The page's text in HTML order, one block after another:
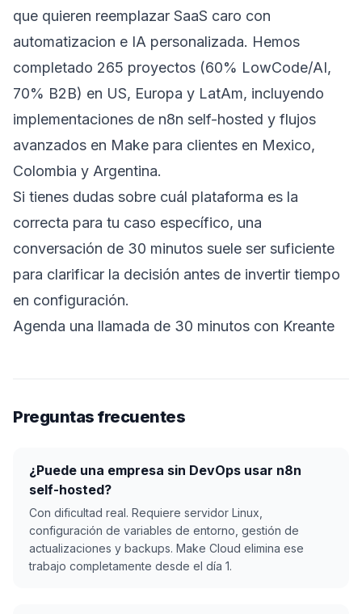
que quieren reemplazar SaaS caro con
automatizacion e IA personalizada. Hemos
completado 265 proyectos (60% LowCode/AI,
70% B2B) en US, Europa y LatAm, incluyendo
implementaciones de n8n self-hosted y flujos
avanzados en Make para clientes en Mexico,
Colombia y Argentina.
Si tienes dudas sobre cuál plataforma es la
correcta para tu caso específico, una
conversación de 30 minutos suele ser suficiente
para clarificar la decisión antes de invertir tiempo
en configuración.
Agenda una llamada de 30 minutos con Kreante
Preguntas frecuentes
¿Puede una empresa sin DevOps usar n8n
self-hosted?
Con dificultad real. Requiere servidor Linux,
configuración de variables de entorno, gestión de
actualizaciones y backups. Make Cloud elimina ese
trabajo completamente desde el día 1.